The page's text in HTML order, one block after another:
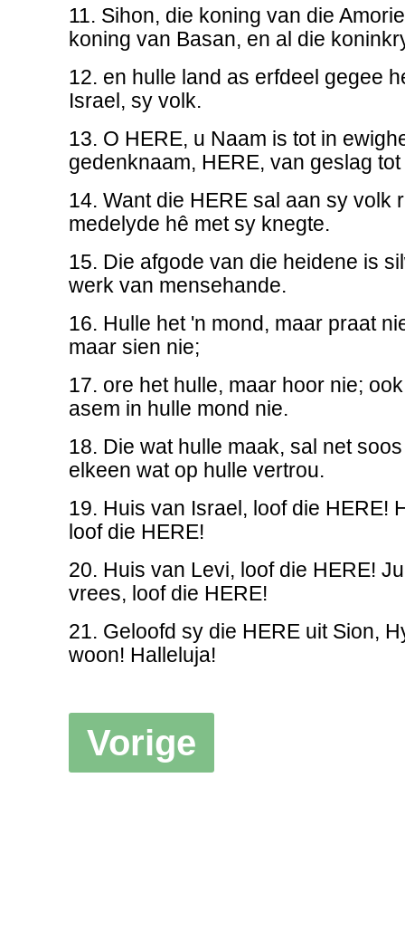
11. Sihon, die koning van die
koning van Basan, en al die
12. en hulle land as erfdeel gegee
Israel, sy volk.
13. O HERE, u Naam is tot in
gedenknaam, HERE, van geslag
14. Want die HERE sal aan sy volk
medelyde hê met sy knegte.
15. Die afgode van die heidene is
werk van mensehande.
16. Hulle het 'n mond, maar praat
maar sien nie;
17. ore het hulle, maar hoor nie;
asem in hulle mond nie.
18. Die wat hulle maak, sal net
elkeen wat op hulle vertrou.
19. Huis van Israel, loof die HERE!
loof die HERE!
20. Huis van Levi, loof die HERE!
vrees, loof die HERE!
21. Geloofd sy die HERE uit Sion,
woon! Halleluja!
Vorige